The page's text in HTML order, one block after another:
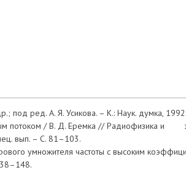
под ред. А. Я. Усикова. – К.: Наук. думка,
потоком / В. Д. Еремка // Радиофизика и
вып. – С. 81–103.
умножителя частоты с высоким